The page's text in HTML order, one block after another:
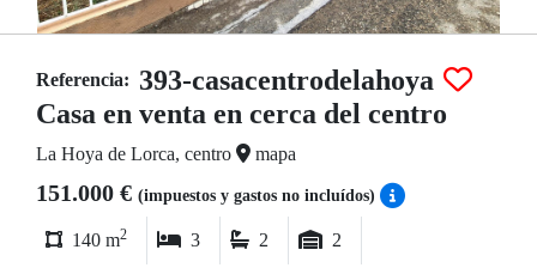
Referencia: 393-casacentrodelahoya
Casa en venta en cerca del centro
La Hoya de Lorca, centro mapa
151.000 € (impuestos y gastos no incluídos)
140 m2 3 2 2